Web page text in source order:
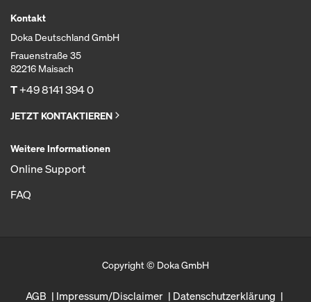
Kontakt
Doka Deutschland GmbH
Frauenstraße 35
82216 Maisach
T+49 8141 394 0
JETZT KONTAKTIEREN
Weitere Informationen
Online Support
FAQ
Copyright © Doka GmbH
AGB Impressum/Disclaimer Datenschutzerklärung